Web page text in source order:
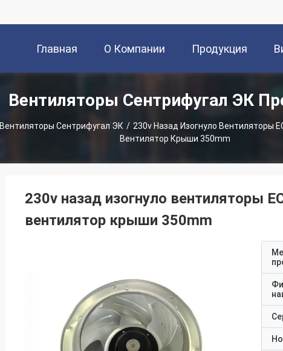
Главная
Страница
О Компании Продукция
Вентиляторы Сентрифугал ЭК
Вентиляторы Сентрифугал ЭК / 230v Назад Изогнуло Вентиляторы
Вентилятор Крыши 350mm
230v назад изогнуло вентиляторы
вентилятор крыши 350mm